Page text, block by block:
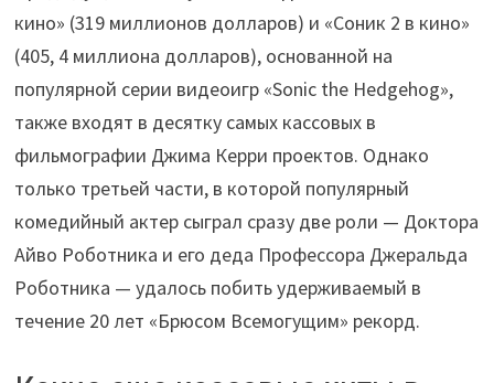
кино» (319 миллионов долларов) и «Соник 2 в кино»
(405, 4 миллиона долларов), основанной на
популярной серии видеоигр «Sonic the Hedgehog»,
также входят в десятку самых кассовых в
фильмографии Джима Керри проектов. Однако
только третьей части, в которой популярный
комедийный актер сыграл сразу две роли — Доктора
Айво Роботника и его деда Профессора Джеральда
Роботника — удалось побить удерживаемый в
течение 20 лет «Брюсом Всемогущим» рекорд.